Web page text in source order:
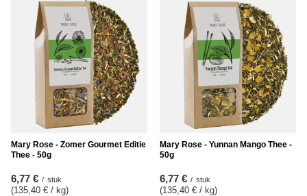
Mary Rose - Zomer Gourmet Editie
Thee - 50g
6,77 € / stuk
(135,40 € / kg)
Mary Rose - Yunnan Mango Thee -
50g
6,77 € / stuk
(135,40 € / kg)